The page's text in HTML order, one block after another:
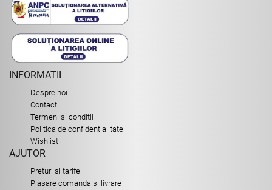
INFORMATII
Despre noi
Contact
Termeni si conditii
Politica de confidentialitate
Wishlist
AJUTOR
Preturi si tarife
Plasare comanda si livrare